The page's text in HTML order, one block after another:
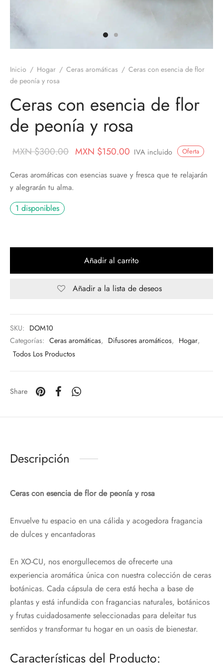
Inicio / Hogar / Ceras aromáticas / Ceras con esencia de flor
de peonía y rosa
Ceras con esencia de flor
de peonía y rosa
Oferta
MXN $300.00 Original
was:
MXN $150.00 Current
MXN
IVA incluido
Ceras aromáticas con esencias suave y fresca que te relajarán
y alegrarán tu alma.
1 disponibles
Añadir al carrito
Añadir a la lista de deseos
SKU: DOM10
Categorías: Ceras aromáticas, Difusores aromáticos, Hogar,
Todos Los Productos
Share
Descripción
Ceras con esencia de flor de peonía y rosa
Envuelve tu espacio en una cálida y acogedora fragancia
de dulces y encantadoras
En XO-CU, nos enorgullecemos de ofrecerte una
experiencia aromática única con nuestra colección de ceras
botánicas. Cada cápsula de cera está hecha a base de
plantas y está infundida con fragancias naturales, botánicos
y frutas cuidadosamente seleccionadas para deleitar tus
sentidos y transformar tu hogar en un oasis de bienestar.
Características del Producto:
aromáticos
aromáticas